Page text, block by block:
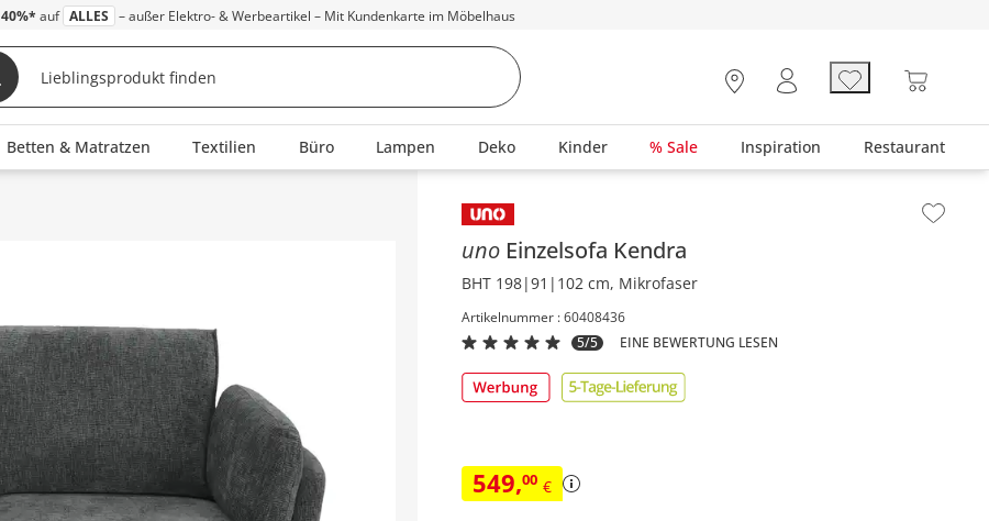
40%* auf ALLES – außer Elektro- & Werbeartikel – Mit Kundenkarte im Möbelhaus
Betten & Matratzen Textilien Büro Lampen Deko Kinder % Sale Inspiration Restaurant
Inhalt der Seitenleiste überspringen - Zum Seitenende
uno Einzelsofa Kendra
BHT 198|91|102 cm, Mikrofaser
Artikelnummer : 60408436
5/5
EINE BEWERTUNG LESEN
549,00 €